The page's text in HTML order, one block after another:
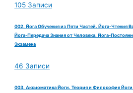
105 Записи
002. Йога Обучения из Пяти Частей. Йога-Чтения
Йога-Передача Знания от Человека. Йога-
Экзамена
46 Записи
003. Аксиоматика Йоги. Теория и Философия